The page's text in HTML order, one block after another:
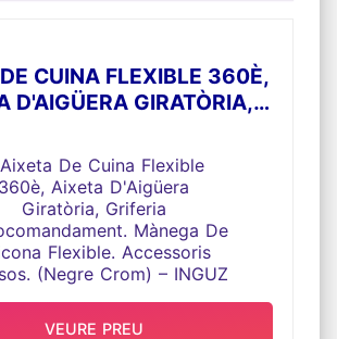
CUINA FLEXIBLE 360È,
D'AIGÜERA GIRATÒRIA,
DE SILICONA FLEXIBLE.
INCLOSOS. (NEGRE
CROM) – INGUZ
VEURE PREU